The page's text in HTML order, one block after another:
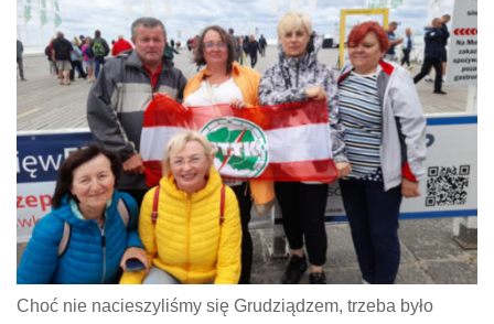
Choć nie nacieszyliśmy się Grudziądzem, trzeba było